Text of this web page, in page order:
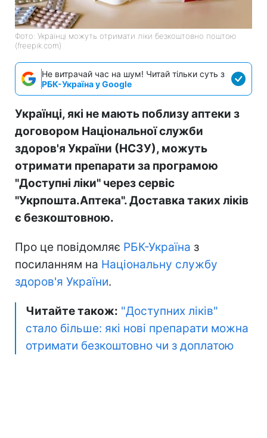
Фото: Українці можуть отримати ліки безкоштовно поштою
(freepik.com)
Не витрачай час на шум! Читай тільки суть з
РБК-Україна у Google
Українці, які не мають поблизу аптеки з
договором Національної служби
здоров'я України (НСЗУ), можуть
отримати препарати за програмою
"Доступні ліки" через сервіс
"Укрпошта.Аптека". Доставка таких ліків
є безкоштовною.
Про це повідомляє РБК-Україна з
посиланням на Національну службу
здоров'я України.
Читайте також: "Доступних ліків"
стало більше: які нові препарати можна
отримати безкоштовно чи з доплатою